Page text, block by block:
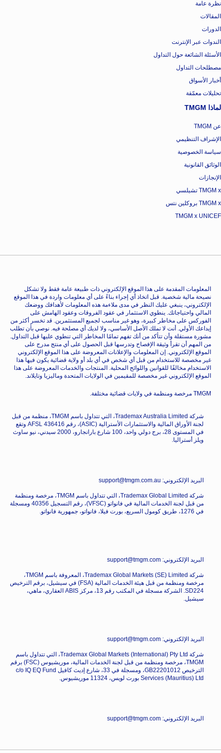
نظرة عامة
المقالات
الدورات
الندوات عبر الإنترنت
الأسئلة الشائعة حول التداول
مصطلحات التداول
أخبار الأسواق
تحليلات معمّقة
لماذا TMGM
عن TMGM
الإشراف التنظيمي
سياسة الخصوصية
الوثائق القانونية
الإنجازات
TMGM x تشيلسي
TMGM x بروكلين نتس
TMGM x UNICEF
المعلومات المقدمة على هذا الموقع الإلكتروني ذات طبيعة عامة فقط ولا تشكل
نصيحة مالية شخصية. قبل اتخاذ أي إجراء بناءً على أي معلومات واردة في هذا الموقع
الإلكتروني، ينبغي عليك النظر في مدى ملاءمة هذه المعلومات لأهدافك ووضعك
المالي واحتياجاتك. ينطوي الاستثمار في عقود الفروقات وعقود الهامش على
الفوركس على مخاطر كبيرة، وهو غير مناسب لجميع المستثمرين. قد تخسر أكثر من
إيداعك الأولي. أنت لا تملك الأصل الأساسي، ولا لديك أي مصلحة فيه. نوصي بأن تطلب
مشورة مستقلة وأن تتأكد من أنك تفهم تمامًا المخاطر التي تنطوي عليها قبل التداول.
من المهم أن تقرأ وثيقة الإفصاح وتدرسها قبل الحصول على أي منتج مدرج على
الموقع الإلكتروني. إن المعلومات والإعلانات المعروضة على هذا الموقع الإلكتروني
غير مخصصة للاستخدام من قبل أي شخص في أي بلد أو ولاية قضائية يكون فيها هذا
الاستخدام مخالفًا للقوانين واللوائح المحلية. المنتجات والخدمات المعروضة على هذا
الموقع الإلكتروني غير مخصصة للمقيمين في الولايات المتحدة وماليزيا وتايلاند.
TMGM مرخصة ومنظمة في ولايات قضائية مختلفة.
شركة Trademax Australia Limited، التي تتداول باسم TMGM، منظمة من قبل
لجنة الأوراق المالية والاستثمارات الأسترالية (ASIC)، رقم AFSL 436416 وتقع
في المستوى 28، برج دولي واحد، 100 شارع بارانجارو، 2000 سيدني، نيو ساوث
ويلز أستراليا.
البريد الإلكتروني: support@tmgm.com.au
شركة Trademax Global Limited، التي تتداول باسم TMGM، مرخصة ومنظمة
من قبل لجنة الخدمات المالية في فانواتو (VFSC)، رقم التسجيل 40356 ومسجلة
في 1276، طريق كومول السريع، بورت فيلا، فانواتو، جمهورية فانواتو.
البريد الإلكتروني: support@tmgm.com
شركة Trademax Global Markets (SE) Limited، المعروفة باسم TMGM،
مرخصة ومنظمة من قبل هيئة الخدمات المالية (FSA) في سيشيل، برقم الترخيص
SD224. الشركة مسجلة في المكتب رقم 13، مركز ABIS العقاري، ماهي،
سيشيل.
البريد الإلكتروني: support@tmgm.com
شركة Trademax Global Markets (International) Pty Ltd، التي تتداول باسم
TMGM، مرخصة ومنظمة من قبل لجنة الخدمات المالية، موريشيوس (FSC) برقم
الترخيص GB22201012، ومسجلة في 33، شارع إديث كافيل c/o IQ EQ Fund
Services (Mauritius) Ltd بورت لويس، 11324 موريشيوس.
البريد الإلكتروني: support@tmgm.com